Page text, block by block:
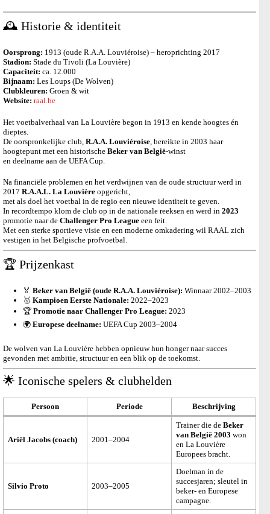
🕰️ Historie & identiteit
Oorsprong: 1913 (oude R.A.A. Louviéroise) – heroprichting 2017
Stadion: Stade du Tivoli (La Louvière)
Capaciteit: ca. 12.000
Bijnaam: Les Loups (De Wolven)
Clubkleuren: Groen & wit
Website: raal.be
Het voetbalverhaal van La Louvière begon in 1913 en kende hoogtes én
dieptes.
De oorspronkelijke club, R.A.A. Louviéroise , bereikte in 2003 haar
hoogtepunt met een historische Beker van België-winst
en deelname aan de UEFA Cup.
Na financiële problemen en het verdwijnen van de oude structuur werd in
2017 R.A.A.L. La Louvière opgericht,
met als doel het voetbal in de regio een nieuwe identiteit te geven.
In recordtempo klom de club op in de nationale reeksen en werd in 2023
promotie naar de Challenger Pro League een feit.
Met een sterke sportieve visie en een moderne omkadering wil RAAL zich
vestigen in het Belgische profvoetbal.
🏆 Prijzenkast
🏅 Beker van België (oude R.A.A. Louviéroise): Winnaar 2002–2003
🥇 Kampioen Eerste Nationale: 2022–2023
🏆 Promotie naar Challenger Pro League: 2023
🌍 Europese deelname: UEFA Cup 2003–2004
De wolven van La Louvière hebben opnieuw hun honger naar succes
gevonden met ambitie, structuur en een blik op de toekomst.
🌟 Iconische spelers & clubhelden
Persoon Periode Beschrijving
Ariël Jacobs (coach) 2001–2004
Trainer die de Beker
van België 2003 won
en La Louvière
Europees bracht.
Silvio Proto 2003–2005
Doelman in de
succesjaren; sleutel in
beker- en Europese
campagne.